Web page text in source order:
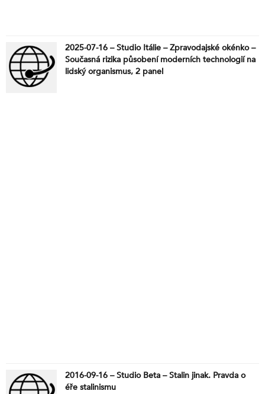
2025-07-16 – Studio Itálie – Zpravodajské okénko –
Současná rizika působení moderních technologií na
lidský organismus, 2 panel
2016-09-16 – Studio Beta – Stalin jinak. Pravda o
éře stalinismu